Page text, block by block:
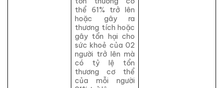
thể 61% trở lên
hoặc gây ra
thương tích hoặc
gây tổn hại cho
sức khoẻ của 02
người trở lên mà
có tỷ lệ tổn
thương cơ thể
của mỗi người